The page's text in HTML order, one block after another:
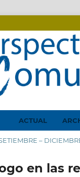
ACTUAL
–
en las